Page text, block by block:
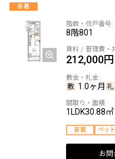
新着
8階801
212,000円
1.0ヶ月
1LDK30.88㎡
新築 ペッ
お問